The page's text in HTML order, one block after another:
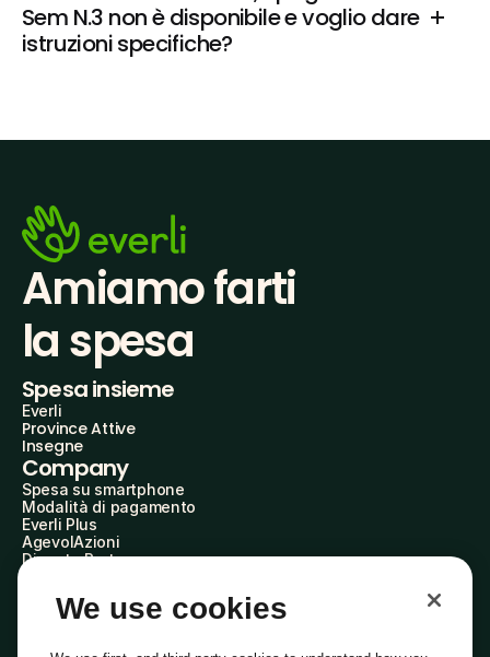
Sem N.3 non è disponibile e voglio dare
istruzioni specifiche?
Amiamo farti
la spesa
Spesa insieme
Everli
Province Attive
Insegne
Company
Spesa su smartphone
Modalità di pagamento
Everli Plus
AgevolAzioni
Diventa Partner
Everli Shoppers
About Us
We use cookies